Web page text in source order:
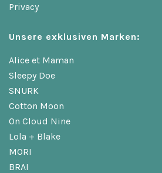
Privacy
Unsere exklusiven Marken:
Alice et Maman
Sleepy Doe
SNURK
Cotton Moon
On Cloud Nine
Lola + Blake
MORI
BRAI